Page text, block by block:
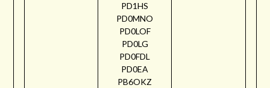
PD1HS
PD0MNO
PD0LOF
PD0LG
PD0FDL
PD0EA
PB6OKZ